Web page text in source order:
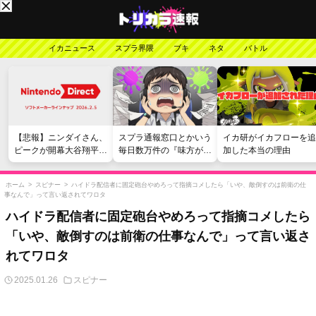
イカニュース スプラ界隈 ブキ ネタ バトル
【悲報】ニンダイさん、
ピークが開幕大谷翔平の
がっかりダイレクトだっ
たと言われてしまう
スプラ通報窓口とかいう
毎日数万件の『味方が弱
い』愚痴を読まされる苦
行
イカ研がイカフローを追
加した本当の理由
ホーム > スピナー > ハイドラ配信者に固定砲台やめろって指摘コメしたら「いや、敵倒すのは前衛の仕
事なんで」って言い返されてワロタ
ハイドラ配信者に固定砲台やめろって指摘コメしたら
「いや、敵倒すのは前衛の仕事なんで」って言い返さ
れてワロタ
2025.01.26 スピナー